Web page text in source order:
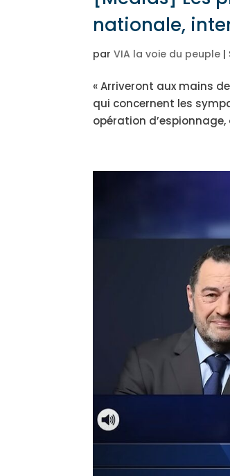
nationale,
parVIA la voie du peuple |
« Arriveront aux mains
qui concernent les
opération